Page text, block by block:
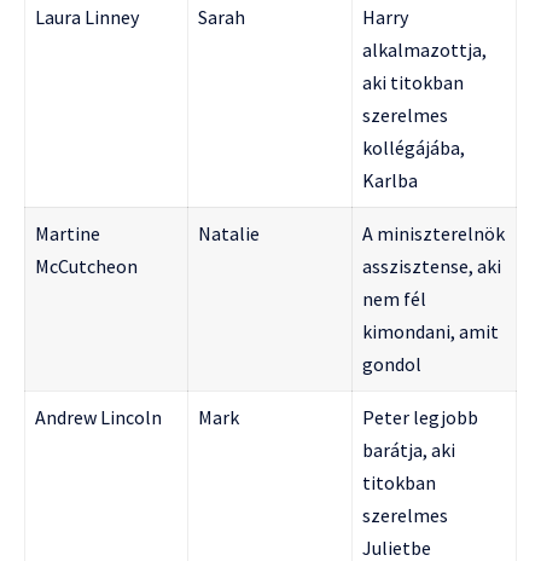
Laura Linney Sarah
Harry
alkalmazottja,
aki titokban
szerelmes
kollégájába,
Karlba
Martine
McCutcheon
Natalie
A miniszterelnök
asszisztense, aki
nem fél
kimondani, amit
gondol
Andrew Lincoln Mark
Peter legjobb
barátja, aki
titokban
szerelmes
Julietbe